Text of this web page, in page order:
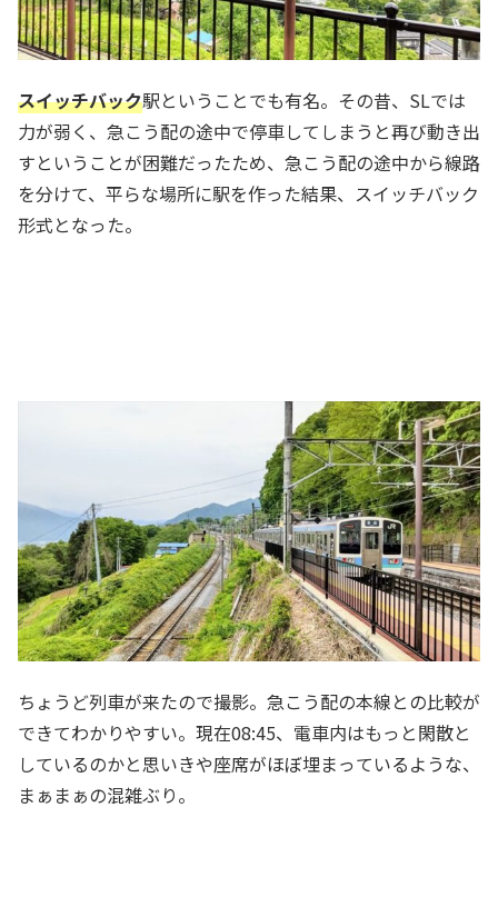
スイッチバック駅ということでも有名。その昔、SLでは
力が弱く、急こう配の途中で停車してしまうと再び動き出
すということが困難だったため、急こう配の途中から線路
を分けて、平らな場所に駅を作った結果、スイッチバック
形式となった。
ちょうど列車が来たので撮影。急こう配の本線との比較が
できてわかりやすい。現在08:45、電車内はもっと閑散と
しているのかと思いきや座席がほぼ埋まっているような、
まぁまぁの混雑ぶり。